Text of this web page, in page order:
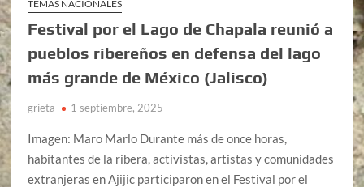
TEMAS NACIONALES
Festival por el Lago de Chapala reunió a
pueblos ribereños en defensa del lago
más grande de México (Jalisco)
grieta 1 septiembre, 2025
Imagen: Maro Marlo Durante más de once horas,
habitantes de la ribera, activistas, artistas y comunidades
extranjeras en Ajijic participaron en el Festival por el